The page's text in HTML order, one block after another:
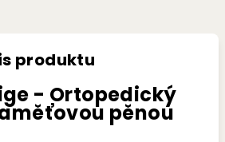
produktu
- Ortopedický
pěnou